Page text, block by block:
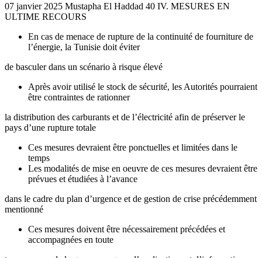
07 janvier 2025 Mustapha El Haddad 40 IV. MESURES EN
ULTIME RECOURS
En cas de menace de rupture de la continuité de fourniture de
l’énergie, la Tunisie doit éviter
de basculer dans un scénario à risque élevé
Après avoir utilisé le stock de sécurité, les Autorités pourraient
être contraintes de rationner
la distribution des carburants et de l’électricité afin de préserver le
pays d’une rupture totale
Ces mesures devraient être ponctuelles et limitées dans le
temps
Les modalités de mise en oeuvre de ces mesures devraient être
prévues et étudiées à l’avance
dans le cadre du plan d’urgence et de gestion de crise précédemment
mentionné
Ces mesures doivent être nécessairement précédées et
accompagnées en toute